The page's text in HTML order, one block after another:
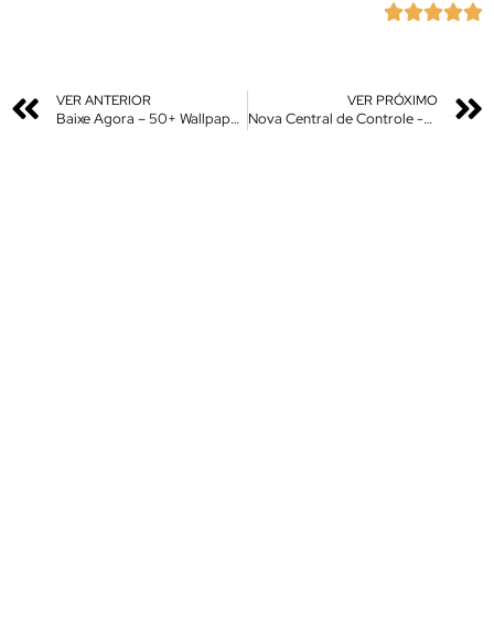

VER ANTERIOR
Baixe Agora – 50+ Wallpapers Premium em Alta Resolução – BlinPack Wallapers
VER PRÓXIMO
Nova Central de Controle -Miui 13 Android 12 – Novo Recurso Adicionado